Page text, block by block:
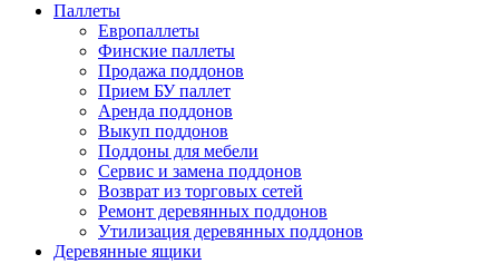
Паллеты
Европаллеты
Финские паллеты
Продажа поддонов
Прием БУ паллет
Аренда поддонов
Выкуп поддонов
Поддоны для мебели
Сервис и замена поддонов
Возврат из торговых сетей
Ремонт деревянных поддонов
Утилизация деревянных поддонов
Деревянные ящики